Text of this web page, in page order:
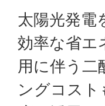
太陽光発電
効率な省エ
用に伴う二
ングコス